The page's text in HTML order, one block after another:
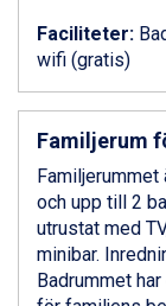
Val
St. Anton
Zell am
Canazei
Livigno
Ponte di
Alleghe
Bad
Sauze
Arabba
La Thuile
Faciliteter:
wifi (gratis)
Familjerum
Familjerummet
och upp till 2
utrustat med
minibar.
Badrummet